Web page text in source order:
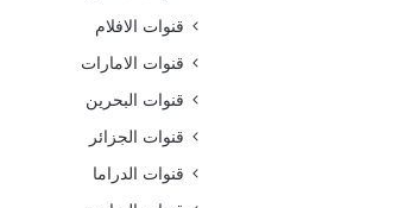
قنوات الافلام
قنوات الامارات
قنوات البحرين
قنوات الجزائر
قنوات الدراما